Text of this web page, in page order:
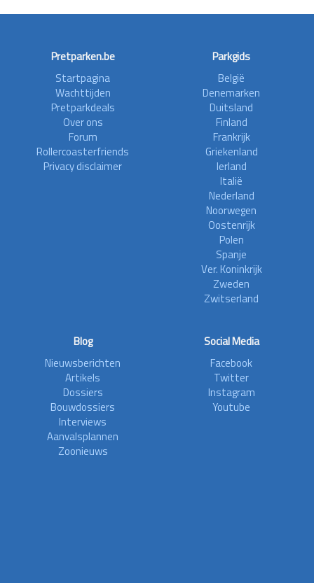
Pretparken.be
Startpagina
Wachttijden
Pretparkdeals
Over ons
Forum
Rollercoasterfriends
Privacy disclaimer
Parkgids
België
Denemarken
Duitsland
Finland
Frankrijk
Griekenland
Ierland
Italië
Nederland
Noorwegen
Oostenrijk
Polen
Spanje
Ver. Koninkrijk
Zweden
Zwitserland
Blog
Nieuwsberichten
Artikels
Dossiers
Bouwdossiers
Interviews
Aanvalsplannen
Zoonieuws
Social Media
Facebook
Twitter
Instagram
Youtube